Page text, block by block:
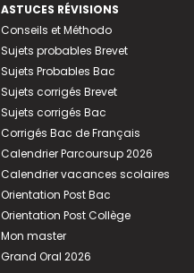
ASTUCES RÉVISIONS
Conseils et Méthodo
Sujets probables Brevet
Sujets Probables Bac
Sujets corrigés Brevet
Sujets corrigés Bac
Corrigés Bac de Français
Calendrier Parcoursup 2026
Calendrier vacances scolaires
Orientation Post Bac
Orientation Post Collège
Mon master
Grand Oral 2026